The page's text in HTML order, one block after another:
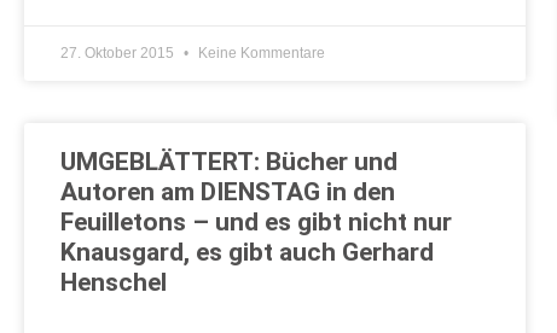
27. Oktober 2015 Keine Kommentare
UMGEBLÄTTERT: Bücher und
Autoren am DIENSTAG in den
Feuilletons – und es gibt nicht nur
Knausgard, es gibt auch Gerhard
Henschel